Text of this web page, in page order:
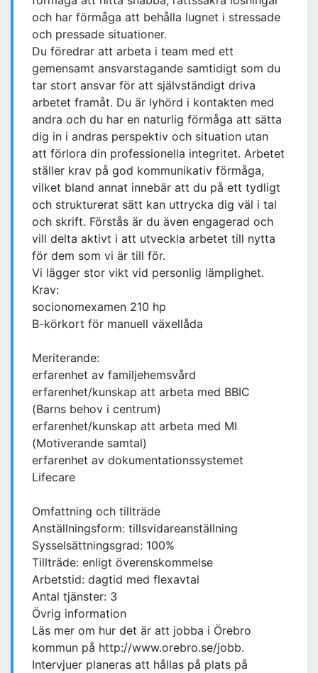
och har förmåga att behålla lugnet i stressade
och pressade situationer.
Du föredrar att arbeta i team med ett
gemensamt ansvarstagande samtidigt som du
tar stort ansvar för att självständigt driva
arbetet framåt. Du är lyhörd i kontakten med
andra och du har en naturlig förmåga att sätta
dig in i andras perspektiv och situation utan
att förlora din professionella integritet. Arbetet
ställer krav på god kommunikativ förmåga,
vilket bland annat innebär att du på ett tydligt
och strukturerat sätt kan uttrycka dig väl i tal
och skrift. Förstås är du även engagerad och
vill delta aktivt i att utveckla arbetet till nytta
för dem som vi är till för.
Vi lägger stor vikt vid personlig lämplighet.
Krav:
socionomexamen 210 hp
B-körkort för manuell växellåda
Meriterande:
erfarenhet av familjehemsvård
erfarenhet/kunskap att arbeta med BBIC
(Barns behov i centrum)
erfarenhet/kunskap att arbeta med MI
(Motiverande samtal)
erfarenhet av dokumentationssystemet
Lifecare
Omfattning och tillträde
Anställningsform: tillsvidareanställning
Sysselsättningsgrad: 100%
Tillträde: enligt överenskommelse
Arbetstid: dagtid med flexavtal
Antal tjänster: 3
Övrig information
Läs mer om hur det är att jobba i Örebro
kommun på http://www.orebro.se/jobb.
Intervjuer planeras att hållas på plats på